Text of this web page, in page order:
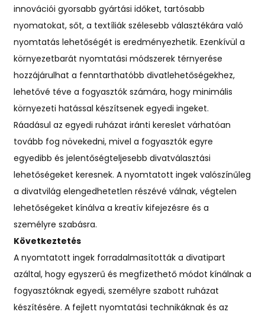
innovációi gyorsabb gyártási időket, tartósabb
nyomatokat, sőt, a textíliák szélesebb választékára való
nyomtatás lehetőségét is eredményezhetik. Ezenkívül a
környezetbarát nyomtatási módszerek térnyerése
hozzájárulhat a fenntarthatóbb divatlehetőségekhez,
lehetővé téve a fogyasztók számára, hogy minimális
környezeti hatással készítsenek egyedi ingeket.
Ráadásul az egyedi ruházat iránti kereslet várhatóan
tovább fog növekedni, mivel a fogyasztók egyre
egyedibb és jelentőségteljesebb divatválasztási
lehetőségeket keresnek. A nyomtatott ingek valószínűleg
a divatvilág elengedhetetlen részévé válnak, végtelen
lehetőségeket kínálva a kreatív kifejezésre és a
személyre szabásra.
Következtetés
A nyomtatott ingek forradalmasították a divatipart
azáltal, hogy egyszerű és megfizethető módot kínálnak a
fogyasztóknak egyedi, személyre szabott ruházat
készítésére. A fejlett nyomtatási technikáknak és az